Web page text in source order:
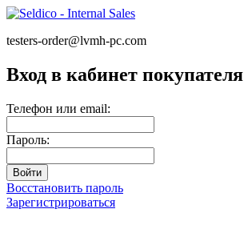
testers-order@lvmh-pc.com
Вход в кабинет покупателя
Телефон или email:
Пароль:
Восстановить пароль
Зарегистрироваться